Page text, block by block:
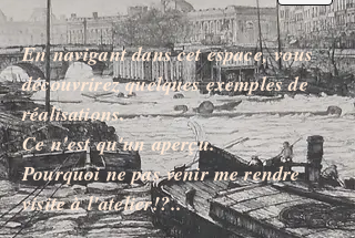
En navigant dans cet espace, vous
découvrirez quelques exemples de
réalisations.
Ce n'est qu'un aperçu.
Pourquoi ne pas venir me rendre
visite à l'atelier!?..